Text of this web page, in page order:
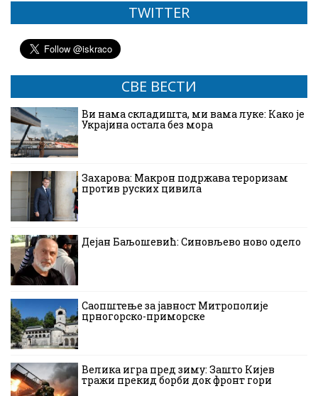
TWITTER
СВЕ ВЕСТИ
Ви нама складишта, ми вама луке: Како је
Украјина остала без мора
Захарова: Макрон подржава тероризам
против руских цивила
Дејан Баљошевић: Синовљево ново одело
Саопштење за јавност Митрополије
црногорско-приморске
Велика игра пред зиму: Зашто Кијев
тражи прекид борби док фронт гори